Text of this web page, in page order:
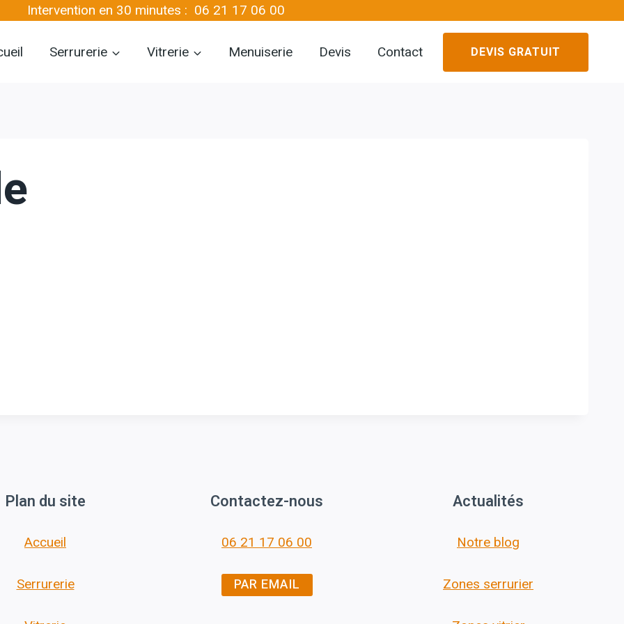
Intervention en 30 minutes : 06 21 17 06 00
Serrurerie Vitrerie Menuiserie Devis Contact DEVIS GRATUIT
Plan du site
Accueil
Serrurerie
Contactez-nous
06 21 17 06 00
PAR EMAIL
Actualités
Notre blog
Zones serrurier